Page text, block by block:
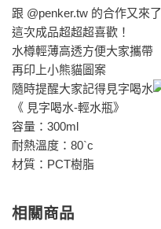
跟 @penker.tw 的合作又來了
這次成品超超超喜歡！
水樽輕薄高透方便大家攜帶
再印上小熊貓圖案
隨時提醒大家記得見字喝水
《 見字喝水-輕水瓶》
容量：300ml
耐熱溫度：80`c
材質：PCT樹脂
相關商品